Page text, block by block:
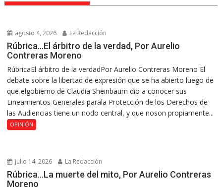
agosto 4, 2026 La Redacción
Rúbrica…El árbitro de la verdad, Por Aurelio
Contreras Moreno
RúbricaEl árbitro de la verdadPor Aurelio Contreras Moreno El
debate sobre la libertad de expresión que se ha abierto luego de
que elgobierno de Claudia Sheinbaum dio a conocer sus
Lineamientos Generales parala Protección de los Derechos de
las Audiencias tiene un nodo central, y que noson propiamente...
OPINIÓN
julio 14, 2026 La Redacción
Rúbrica…La muerte del mito, Por Aurelio Contreras
Moreno